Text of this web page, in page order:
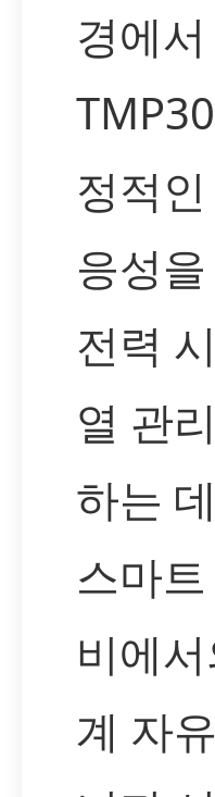
경에서
정적
응성
전력
열 관
하는
스마
비에
계 자